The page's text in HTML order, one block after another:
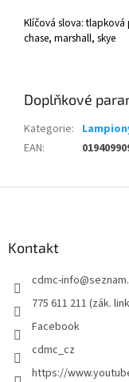
Klíčová slova:
chase, marshall, skye
Doplňkové
Kategorie:
EAN:
Kontakt
cdmc-info@
775 611 211 (zák.
Facebook
cdmc_cz
https://